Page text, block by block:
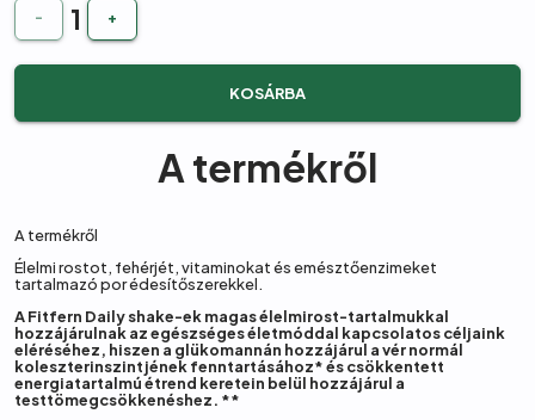
- 1 +
KOSÁRBA
A termékről
A termékről
Élelmi rostot, fehérjét, vitaminokat és emésztőenzimeket
tartalmazó por édesítőszerekkel.
A Fitfern Daily shake-ek magas élelmirost-tartalmukkal
hozzájárulnak az egészséges életmóddal kapcsolatos céljaink
eléréséhez, hiszen a glükomannán hozzájárul a vér normál
koleszterinszintjének fenntartásához* és csökkentett
energiatartalmú étrend keretein belül hozzájárul a
testtömegcsökkenéshez. **